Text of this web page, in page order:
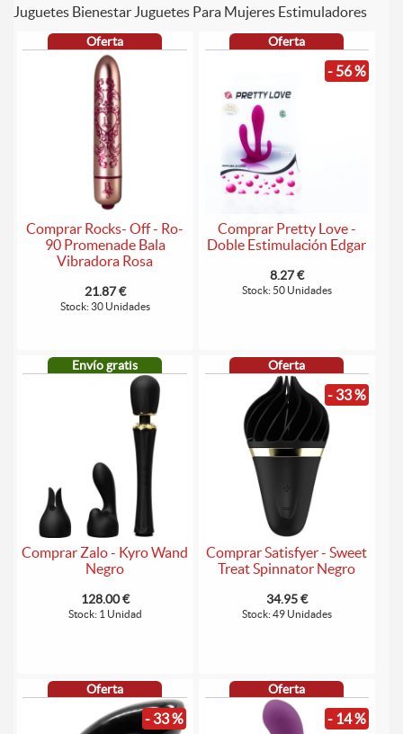
Juguetes Bienestar Juguetes Para Mujeres Estimuladores
Oferta
Comprar Rocks- Off - Ro-
90 Promenade Bala
Vibradora Rosa
21.87 €
Stock: 30 Unidades
Oferta
- 56 %
Comprar Pretty Love -
Doble Estimulación Edgar
8.27 €
Stock: 50 Unidades
Envío gratis
Comprar Zalo - Kyro Wand
Negro
128.00 €
Stock: 1 Unidad
Oferta
- 33 %
Comprar Satisfyer - Sweet
Treat Spinnator Negro
34.95 €
Stock: 49 Unidades
Oferta
- 33 %
Oferta
- 14 %